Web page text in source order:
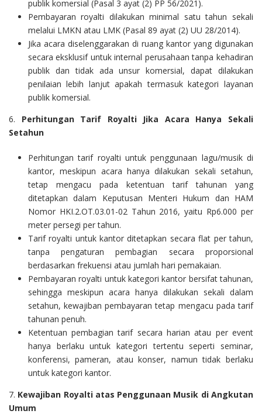
publik komersial (Pasal 3 ayat (2) PP 56/2021).
Pembayaran royalti dilakukan minimal satu tahun sekali
melalui LMKN atau LMK (Pasal 89 ayat (2) UU 28/2014).
Jika acara diselenggarakan di ruang kantor yang digunakan
secara eksklusif untuk internal perusahaan tanpa kehadiran
publik dan tidak ada unsur komersial, dapat dilakukan
penilaian lebih lanjut apakah termasuk kategori layanan
publik komersial.
6. Perhitungan Tarif Royalti Jika Acara Hanya Sekali
Setahun
Perhitungan tarif royalti untuk penggunaan lagu/musik di
kantor, meskipun acara hanya dilakukan sekali setahun,
tetap mengacu pada ketentuan tarif tahunan yang
ditetapkan dalam Keputusan Menteri Hukum dan HAM
Nomor HKI.2.OT.03.01-02 Tahun 2016, yaitu Rp6.000 per
meter persegi per tahun.
Tarif royalti untuk kantor ditetapkan secara flat per tahun,
tanpa pengaturan pembagian secara proporsional
berdasarkan frekuensi atau jumlah hari pemakaian.
Pembayaran royalti untuk kategori kantor bersifat tahunan,
sehingga meskipun acara hanya dilakukan sekali dalam
setahun, kewajiban pembayaran tetap mengacu pada tarif
tahunan penuh.
Ketentuan pembagian tarif secara harian atau per event
hanya berlaku untuk kategori tertentu seperti seminar,
konferensi, pameran, atau konser, namun tidak berlaku
untuk kategori kantor.
7. Kewajiban Royalti atas Penggunaan Musik di Angkutan
Umum